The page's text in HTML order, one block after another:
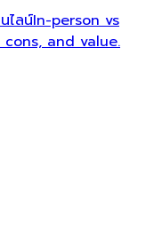
ไลน์In-person vs
and value.